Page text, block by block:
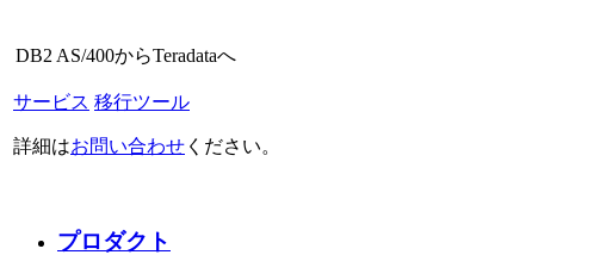
DB2 AS/400からTeradataへ
サービス 移行ツール
詳細はお問い合わせ ください。
プロダクト